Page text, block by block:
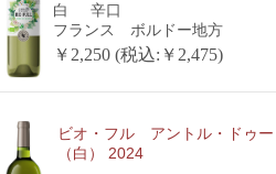
白
辛口
フランス ボルドー地方
￥2,250 (税込:￥2,475)
ビオ・フル アントル・ドゥ
（白） 2024